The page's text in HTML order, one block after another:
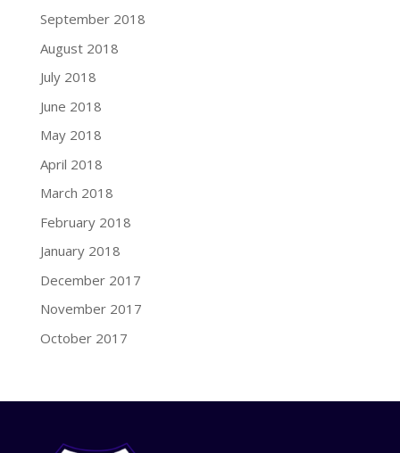
September 2018
August 2018
July 2018
June 2018
May 2018
April 2018
March 2018
February 2018
January 2018
December 2017
November 2017
October 2017